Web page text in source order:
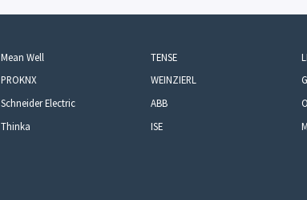
Mean Well
PROKNX
Schneider Electric
Thinka
TENSE
WEINZIERL
ABB
ISE